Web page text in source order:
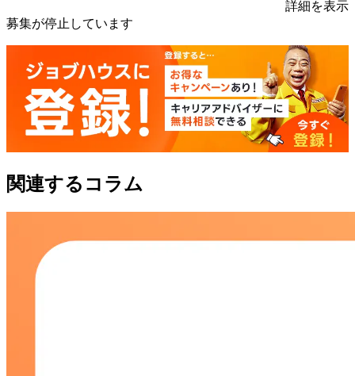
詳細を表示
募集が停止しています
関連するコラム